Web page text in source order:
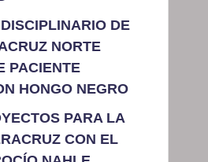
DE
NORTE
PACIENTE
HONGO NEGRO
PARA LA
CON EL